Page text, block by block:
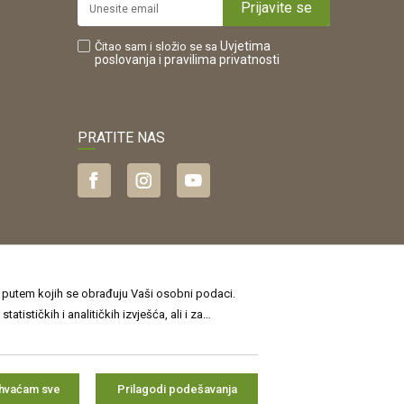
Prijavite se
Čitao sam i složio se sa Uvjetima
poslovanja i pravilima privatnosti
PRATITE NAS
točnost svih informacija. Svi
kojih se obrađuju Vaši osobni podaci.
više i ažurirajte svoje postavke˝. Privolu
sve Prilagodi podešavanja